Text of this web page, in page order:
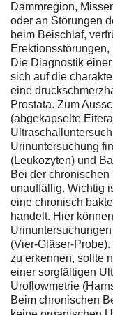
Dammregion,
oder an Störungen
beim Beischlaf,
Die Diagnostik
sich auf die
eine
Prostata. Zum
(abgekapselte
Urinuntersuchung
(Leukozyten) und
Bei der chronischen
unauffällig. Wichtig
eine chronisch
handelt. Hier
(Vier-Gläser-
zu erkennen, sollte
einer sorgfältigen
Uroflowmetrie
Beim chronischen